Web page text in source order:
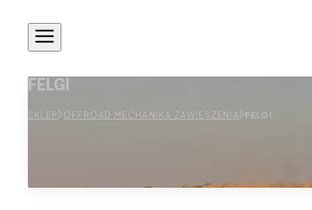
FELGI
SKLEP OFFROAD MECHANIKA ZAWIESZENIA FELGI